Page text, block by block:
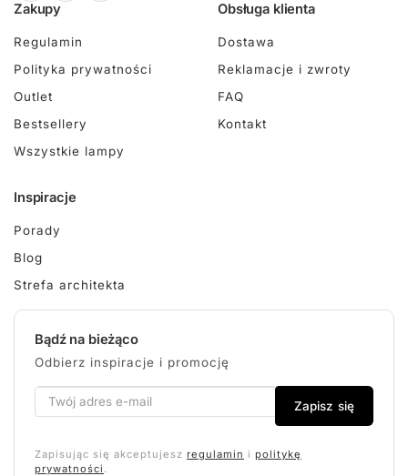
Zakupy
Regulamin
Polityka prywatności
Outlet
Bestsellery
Wszystkie lampy
Obsługa klienta
Dostawa
Reklamacje i zwroty
FAQ
Kontakt
Inspiracje
Porady
Blog
Strefa architekta
Bądź na bieżąco
Odbierz inspiracje i promocję
Zapisz się
Zapisując się akceptujesz regulamin i politykę
prywatności .